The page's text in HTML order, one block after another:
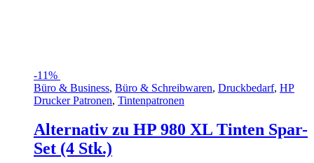
-11%
Büro & Business, Büro & Schreibwaren, Druckbedarf, HP
Drucker Patronen, Tintenpatronen
Alternativ zu HP 980 XL Tinten Spar-
Set (4 Stk.)